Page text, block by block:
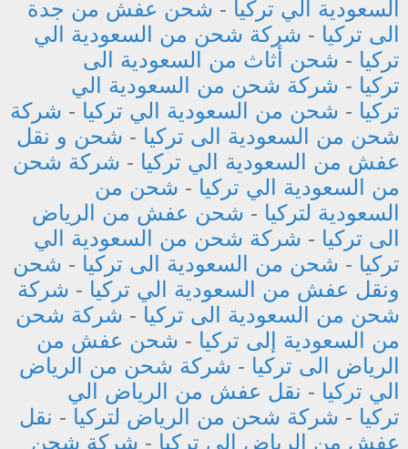
السعودية الي تركيا - شحن عفش من جدة
الى تركيا - شركة شحن من السعودية الي
تركيا - شحن أثاث من السعودية الى
تركيا - شركة شحن من السعودية الي
تركيا - شحن من السعودية الي تركيا - شركة
شحن من السعودية الى تركيا - شحن و نقل
عفش من السعودية الي تركيا - شركة شحن
من السعودية الي تركيا - شحن من
السعودية لتركيا - شحن عفش من الرياض
الى تركيا - شركة شحن من السعودية الي
تركيا - شحن من السعودية الى تركيا - شحن
ونقل عفش من السعودية الي تركيا - شركة
شحن من السعودية الى تركيا - شركة شحن
من السعودية إلى تركيا - شحن عفش من
الرياض الى تركيا - شركة شحن من الرياض
الي تركيا - نقل عفش من الرياض الي
تركيا - شركة شحن من الرياض لتركيا - نقل
عفش من الرياض الى تركيا - شركة شحن